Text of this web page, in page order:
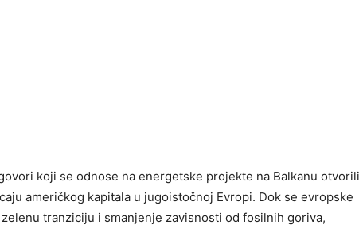
koji se odnose na energetske projekte na Balkanu otvorili
američkog kapitala u jugoistočnoj Evropi. Dok se evropske
tranziciju i smanjenje zavisnosti od fosilnih goriva,